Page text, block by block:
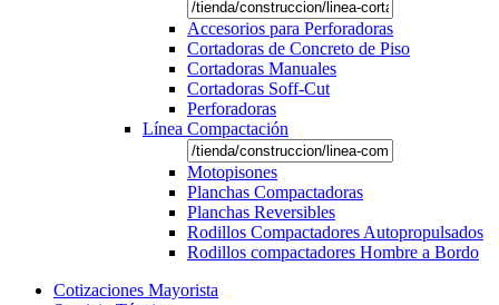
Accesorios para Perforadoras
Cortadoras de Concreto de Piso
Cortadoras Manuales
Cortadoras Soff-Cut
Perforadoras
Línea Compactación
Motopisones
Planchas Compactadoras
Planchas Reversibles
Rodillos Compactadores Autopropulsados
Rodillos compactadores Hombre a Bordo
Cotizaciones Mayorista